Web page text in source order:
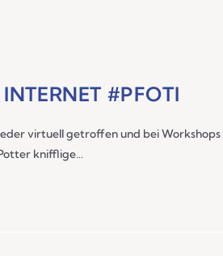
#PFOTI
virtuell getroffen und bei
knifflige…